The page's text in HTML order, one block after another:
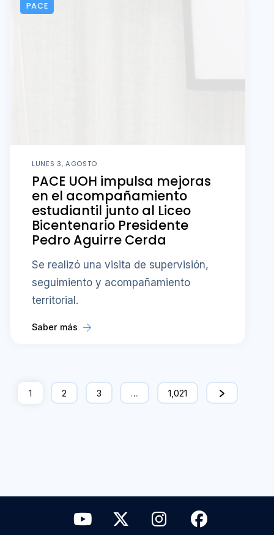
PACE
LUNES 3, AGOSTO
PACE UOH impulsa mejoras
en el acompañamiento
estudiantil junto al Liceo
Bicentenario Presidente
Pedro Aguirre Cerda
Se realizó una visita de supervisión,
seguimiento y acompañamiento
territorial.
Saber más
1 2 3 … 1,021